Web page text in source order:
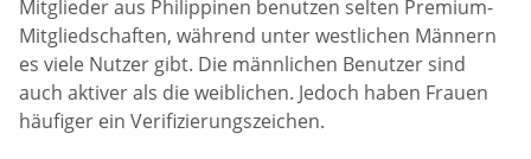
Mitglieder aus Philippinen benutzen selten Premium-
Mitgliedschaften, während unter westlichen Männern
es viele Nutzer gibt. Die männlichen Benutzer sind
auch aktiver als die weiblichen. Jedoch haben Frauen
häufiger ein Verifizierungszeichen.